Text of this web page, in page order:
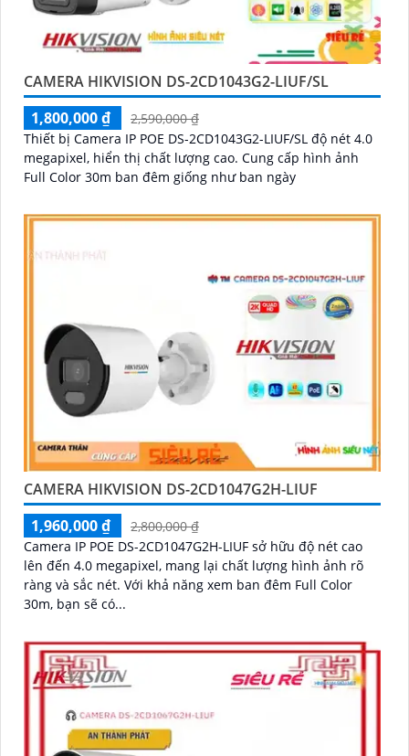
CAMERA HIKVISION DS-2CD1043G2-LIUF/SL
1,800,000 ₫
2,590,000 ₫
Thiết bị Camera IP POE DS-2CD1043G2-LIUF/SL độ nét 4.0
megapixel, hiển thị chất lượng cao. Cung cấp hình ảnh
Full Color 30m ban đêm giống như ban ngày
CAMERA HIKVISION DS-2CD1047G2H-LIUF
1,960,000 ₫
2,800,000 ₫
Camera IP POE DS-2CD1047G2H-LIUF sở hữu độ nét cao
lên đến 4.0 megapixel, mang lại chất lượng hình ảnh rõ
ràng và sắc nét. Với khả năng xem ban đêm Full Color
30m, bạn sẽ có...